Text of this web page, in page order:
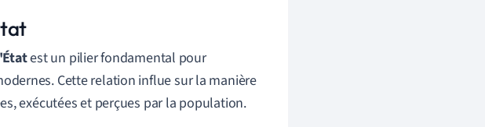
est un pilier fondamental pour
Cette relation influe sur la manière
exécutées et perçues par la population.